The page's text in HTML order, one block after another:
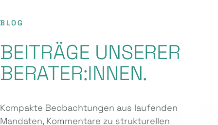
BLOG
BEITRÄGE UNSERER
BERATER:INNEN.
Kompakte Beobachtungen aus laufenden
Mandaten, Kommentare zu strukturellen